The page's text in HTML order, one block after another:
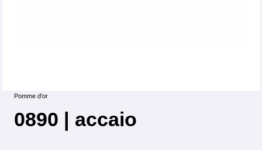
Pomme d'or
0890 | accaio